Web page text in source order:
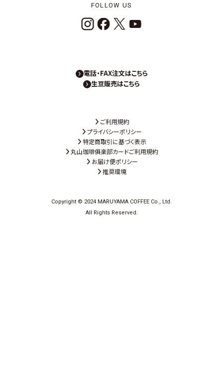
FOLLOW US
電話・FAX注文はこちら
生豆販売はこちら
ご利用規約
プライバシーポリシー
特定商取引に基づく表示
丸山珈琲俱楽部カードご利用規約
お届け便ポリシー
推奨環境
Copyright © 2024 MARUYAMA COFFEE Co., Ltd.
All Rights Reserved.